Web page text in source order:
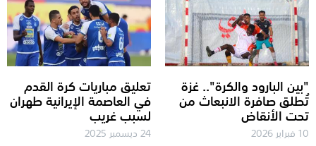
"بين البارود والكرة".. غزة
تُطلق صافرة الانبعاث من
تحت الأنقاض
10 فبراير 2026
تعليق مباريات كرة القدم
في العاصمة الإيرانية طهران
لسبب غريب
24 ديسمبر 2025